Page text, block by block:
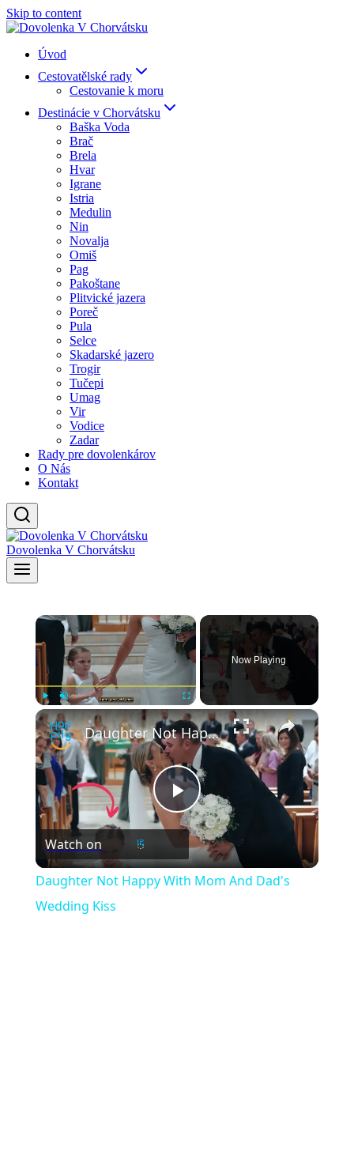
Skip to content
Úvod
Cestovatělské rady
Cestovanie k moru
Destinácie v Chorvátsku
Baška Voda
Brač
Brela
Hvar
Igrane
Istria
Medulin
Nin
Novalja
Omiš
Pag
Pakoštane
Plitvické jazera
Poreč
Pula
Selce
Skadarské jazero
Trogir
Tučepi
Umag
Vir
Vodice
Zadar
Rady pre dovolenkárov
O Nás
Kontakt
Dovolenka V Chorvátsku
×
Unmute Fullscreen
Now Playing
×
Play
Video
Daughter Not Happy With Mom And Dad's Wedding Kiss
Watch on
Daughter Not Happy With Mom And Dad's
Wedding Kiss